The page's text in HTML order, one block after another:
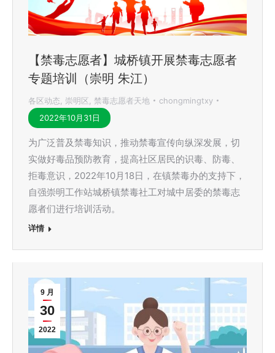
【禁毒志愿者】城桥镇开展禁毒志愿者
专题培训（崇明 朱江）
各区动态 崇明区 禁毒志愿者天地
chongmingtxy
2022年10月31日
为广泛普及禁毒知识，推动禁毒宣传向纵深发展，切
实做好毒品预防教育，提高社区居民的识毒、防毒、
拒毒意识，2022年10月18日，在镇禁毒办的支持下，
自强崇明工作站城桥镇禁毒社工对城中居委的禁毒志
愿者们进行培训活动。
详情
9 月
30
2022